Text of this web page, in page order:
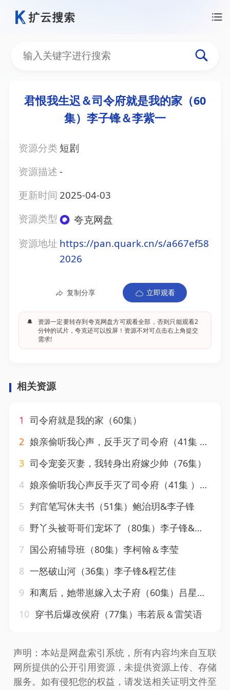
君恨我生迟＆司令府就是我的家（60
集）李子锋＆李紫一
资源分类 短剧
资源描述-
更新时间 2025-04-03
资源类型
夸克网盘
资源地址 https://pan.quark.cn/s/a667ef58
2026
复制分享 立即观看
🔔
资源一定要转存到夸克网盘方可观看全部，否则只能观看2
分钟的试片，夸克还可以投屏！资源不对可点击右上角提交
需求!
相关资源
1 司令府就是我的家（60集）
2 娘亲偷听我心声，反手灭了司令府（41集 ）张震
3 司令宠妾灭妻，我转身出府嫁少帅（76集）
4 娘亲偷听我心声反手灭了司令府（41集 ）张震
5 判官笔写休夫书（51集）鲍治玥&李子锋
6 野丫头被哥哥们宠坏了（80集）李子锋&刘盈
7 国公府辅导班（80集）李柯翰＆李莹
8 一怒破山河（36集）李子锋&程艺佳
9 和离后，她带崽嫁入太子府（60集）吕星灼＆朱小雪
10 穿书后爆改侯府（77集）韦若辰＆雷笑语
声明：本站是网盘索引系统，所有内容均来自互联
网所提供的公开引用资源，未提供资源上传、存储
服务。如有侵犯您的权益，请发送相关证明文件至